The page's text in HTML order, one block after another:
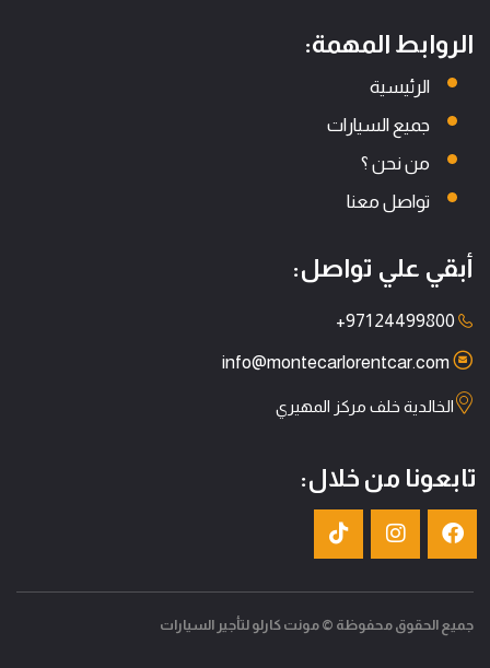
الروابط المهمة:
الرئيسية
جميع السيارات
من نحن ؟
تواصل معنا
أبقي علي تواصل:
+971 24499800
info@montecarlorentcar.com
الخالدية خلف مركز المهيري
تابعونا من خلال:
جميع الحقوق محفوظة © مونت كارلو لتأجير السيارات